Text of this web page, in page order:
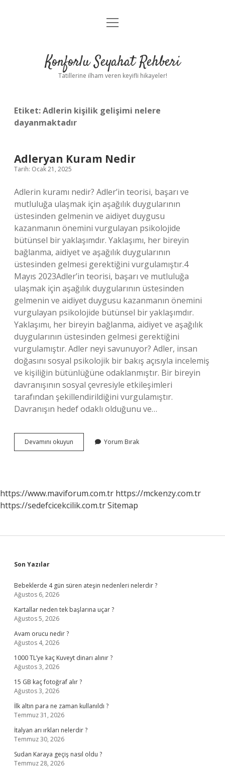
Anasayfa
Yasal Uyarı
menüyü
Konforlu Seyahat Rehberi
Tatillerine ilham veren keyifli hikayeler!
Etiket:Adlerin kişilik gelişimi nelere
dayanmaktadır
Adleryan Kuram Nedir
Tarih: Ocak 21, 2025
Adlerin kuramı nedir? Adler’in teorisi, başarı ve
mutluluğa ulaşmak için aşağılık duygularının
üstesinden gelmenin ve aidiyet duygusu
kazanmanın önemini vurgulayan psikolojide
bütünsel bir yaklaşımdır. Yaklaşımı, her bireyin
bağlanma, aidiyet ve aşağılık duygularının
üstesinden gelmesi gerektiğini vurgulamıştır.4
Mayıs 2023Adler’in teorisi, başarı ve mutluluğa
ulaşmak için aşağılık duygularının üstesinden
gelmenin ve aidiyet duygusu kazanmanın önemini
vurgulayan psikolojide bütünsel bir yaklaşımdır.
Yaklaşımı, her bireyin bağlanma, aidiyet ve aşağılık
duygularının üstesinden gelmesi gerektiğini
vurgulamıştır. Adler neyi savunuyor? Adler, insan
doğasını sosyal psikolojik bir bakış açısıyla incelemiş
ve kişiliğin bütünlüğüne odaklanmıştır. Bir bireyin
davranışının sosyal çevresiyle etkileşimleri
tarafından şekillendirildiğini vurgulamıştır.
Davranışın hedef odaklı olduğunu ve…
Devamını okuyun Adleryan
Kuram
Yorum Bırak
https://www.maviforum.com.tr https://mckenzy.com.tr
https://sedefcicekcilik.com.trSitemap
Sidebar
Son Yazılar
Bebeklerde 4 gün süren ateşin nedenleri nelerdir ?
Ağustos 6, 2026
Kartallar neden tek başlarına uçar ?
Ağustos 5, 2026
Avam orucu nedir ?
Ağustos 4, 2026
1000 TL’ye kaç Kuveyt dinarı alınır ?
Ağustos 3, 2026
15 GB kaç fotoğraf alır ?
Ağustos 3, 2026
İlk altın para ne zaman kullanıldı ?
Temmuz 31, 2026
İtalyan arı ırkları nelerdir ?
Temmuz 30, 2026
Sudan Karaya geçiş nasıl oldu ?
Temmuz 28, 2026